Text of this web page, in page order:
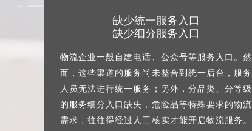
缺少统一服务入口
缺少细分服务入口
物流企业一般自建电话、公众号等服务入口。然
而，这些渠道的服务尚未整合到统一后台，服务
人员无法进行统一服务；另外，分品类、分等级
的服务细分入口缺失，危险品等特殊要求的物流
需求，往往得经过人工核实才能开启物流服务。